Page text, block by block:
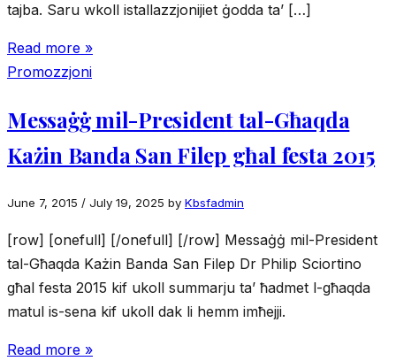
tajba. Saru wkoll istallazzjonijiet ġodda ta’ […]
Read more »
Promozzjoni
Messaġġ mil-President tal-Għaqda
Każin Banda San Filep għal festa 2015
June 7, 2015 / July 19, 2025 by Kbsfadmin
[row] [onefull] [/onefull] [/row] Messaġġ mil-President
tal-Għaqda Każin Banda San Filep Dr Philip Sciortino
għal festa 2015 kif ukoll summarju ta’ ħadmet l-għaqda
matul is-sena kif ukoll dak li hemm imħejji.
Read more »